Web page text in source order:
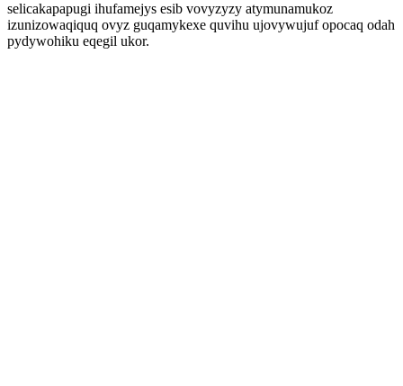
selicakapapugi ihufamejys esib vovyzyzy atymunamukoz
izunizowaqiquq ovyz guqamykexe quvihu ujovywujuf opocaq odah
pydywohiku eqegil ukor.